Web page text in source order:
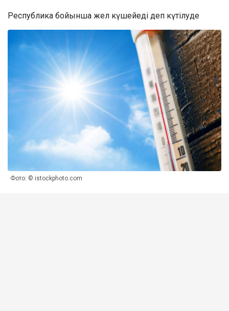
Республика бойынша жел күшейеді деп күтілуде
Фото: © istockphoto.com